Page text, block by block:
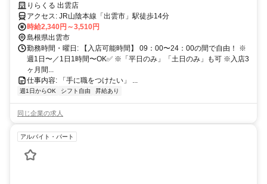
トレで一生モノの技術を習得✅好きな時間に収入を得られます⏰【島根
県出雲市今市町北本町】
りらくる 出雲店
アクセス: JR山陰本線「出雲市」駅徒歩14分
時給2,340円～3,510円
島根県出雲市
勤務時間・曜日: 【入店可能時間】 09：00〜24：00の間で自由！ ※
週1日〜／1日1時間〜OK✅ ※「平日のみ」「土日のみ」も可 ※入店3
ヶ月間...
仕事内容: 「手に職をつけたい」 ...
週1日からOK シフト自由 昇給あり
同じ企業の求人
アルバイト・パート